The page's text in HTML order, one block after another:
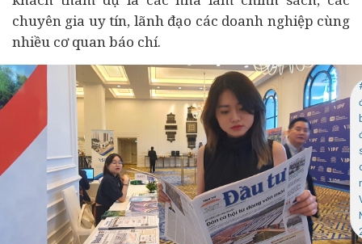
chuyên gia uy tín, lãnh đạo các doanh nghiệp cùng
nhiều cơ quan báo chí.